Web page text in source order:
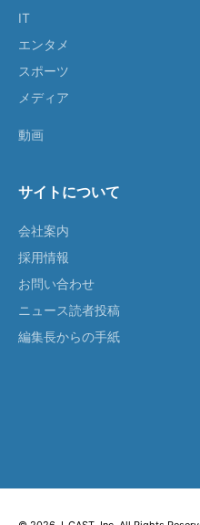
IT
エンタメ
スポーツ
メディア
動画
サイトについて
会社案内
採用情報
お問い合わせ
ニュース読者投稿
編集長からの手紙